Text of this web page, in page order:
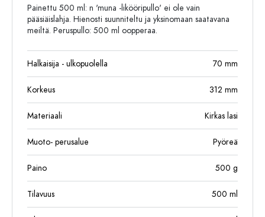
Painettu 500 ml: n 'muna -likööripullo' ei ole vain
pääsiäislahja. Hienosti suunniteltu ja yksinomaan saatavana
meiltä. Peruspullo: 500 ml oopperaa.
Halkaisija - ulkopuolella 70 mm
Korkeus 312 mm
Materiaali Kirkas lasi
Muoto- perusalue Pyöreä
Paino 500 g
Tilavuus 500 ml